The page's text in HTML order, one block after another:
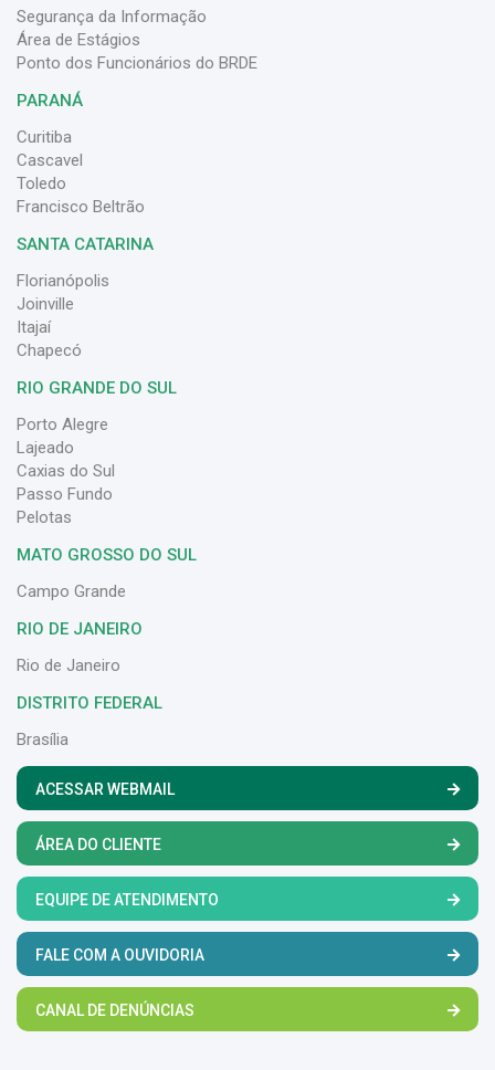
Segurança da Informação
Área de Estágios
Ponto dos Funcionários do BRDE
PARANÁ
Curitiba
Cascavel
Toledo
Francisco Beltrão
SANTA CATARINA
Florianópolis
Joinville
Itajaí
Chapecó
RIO GRANDE DO SUL
Porto Alegre
Lajeado
Caxias do Sul
Passo Fundo
Pelotas
MATO GROSSO DO SUL
Campo Grande
RIO DE JANEIRO
Rio de Janeiro
DISTRITO FEDERAL
Brasília
ACESSAR WEBMAIL
ÁREA DO CLIENTE
EQUIPE DE ATENDIMENTO
FALE COM A OUVIDORIA
CANAL DE DENÚNCIAS